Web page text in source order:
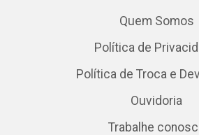
Quem Somos
Política de
Política de Troca e
Ouvidoria
Trabalhe